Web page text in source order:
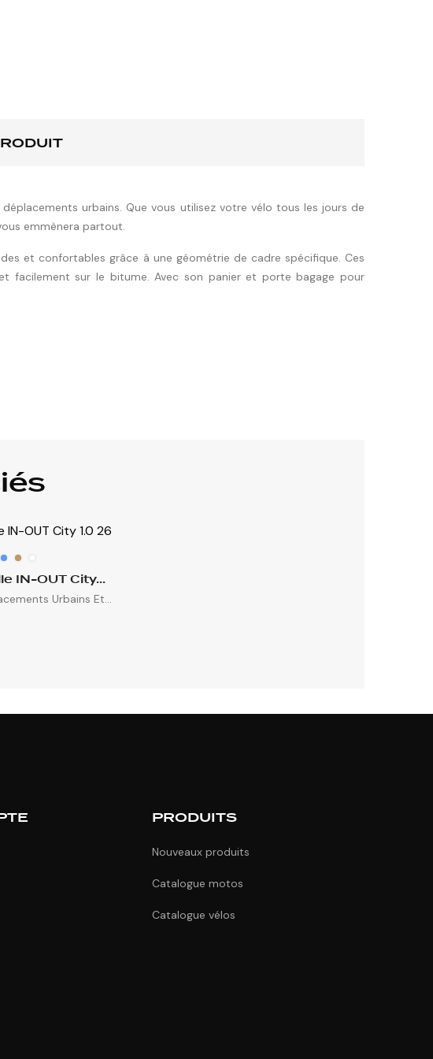
urbains. Que vous utilisez votre vélo tous les jours de
emmènera partout.
et confortables grâce à une géométrie de cadre spécifique. Ces
facilement sur le bitume. Avec son panier et porte bagage pour
IN-OUT City...
Urbains Et...
PRODUITS
Nouveaux produits
Catalogue motos
Catalogue vélos